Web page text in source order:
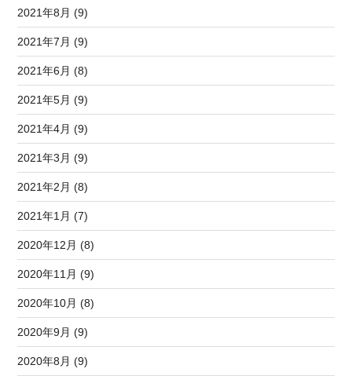
2021年8月 (9)
2021年7月 (9)
2021年6月 (8)
2021年5月 (9)
2021年4月 (9)
2021年3月 (9)
2021年2月 (8)
2021年1月 (7)
2020年12月 (8)
2020年11月 (9)
2020年10月 (8)
2020年9月 (9)
2020年8月 (9)